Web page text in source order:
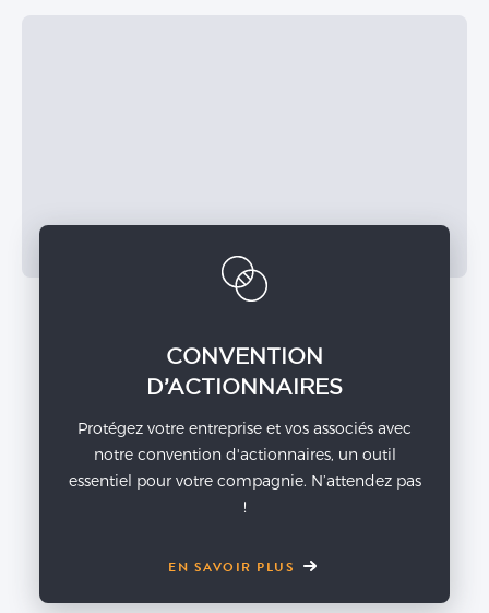
CONVENTION
D’ACTIONNAIRES
Protégez votre entreprise et vos associés avec
notre convention d'actionnaires, un outil
essentiel pour votre compagnie. N’attendez pas
!
EN SAVOIR PLUS